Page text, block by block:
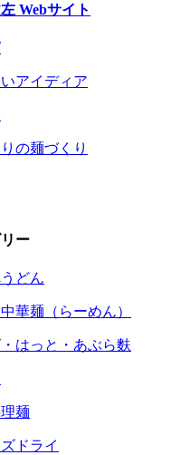
Webサイト
アイディア
の麺づくり
ー
どん
華麺（らーめん）
はっと・あぶら麩
麺
ドライ